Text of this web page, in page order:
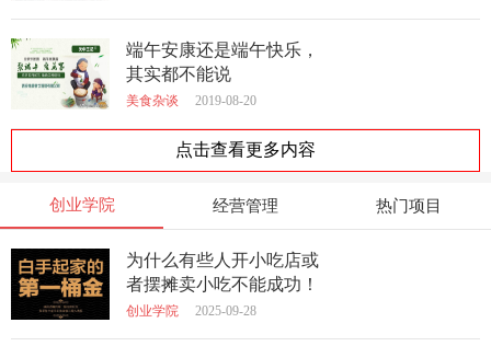
端午安康还是端午快乐，
其实都不能说
美食杂谈 2019-08-20
点击查看更多内容
创业学院 经营管理 热门项目
为什么有些人开小吃店或
者摆摊卖小吃不能成功！
创业学院 2025-09-28